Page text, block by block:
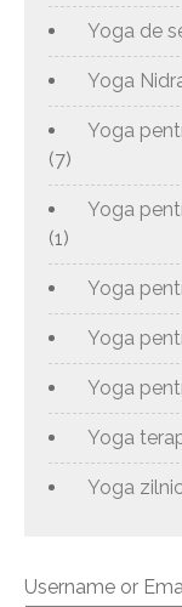
Yoga de
Yoga
Yoga
(7)
Yoga
(1)
Yoga
Yoga
Yoga
Yoga
Yoga zilnic
Username or